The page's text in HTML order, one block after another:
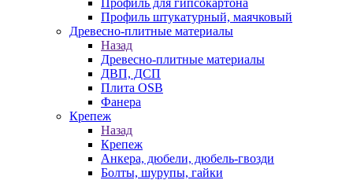
Профиль штукатурный, маячковый
Древесно-плитные материалы
Назад
Древесно-плитные материалы
ДВП, ДСП
Плита OSB
Фанера
Крепеж
Назад
Крепеж
Анкера, дюбели, дюбель-гвозди
Болты, шурупы, гайки